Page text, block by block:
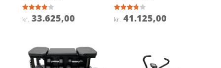
Vurderet
4
kr. 33.625,00
Vurderet
3.8
kr. 41.125,00